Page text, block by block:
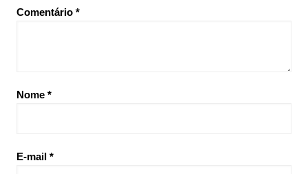
Comentário *
Nome *
E-mail *